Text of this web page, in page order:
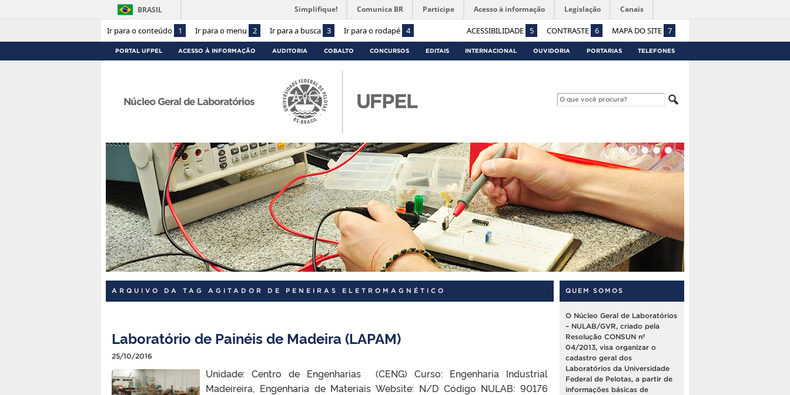
Ir para o conteúdo 1 Ir para o menu 2 Ir para a busca 3 Ir para o rodapé 4 ACESSIBILIDADE 5 CONTRASTE 6 MAPA DO SITE 7
BRASIL Simplifique! Comunica BR Participe Acesso à informação Legislação Canais
PORTAL UFPEL ACESSO À INFORMAÇÃO AUDITORIA COBALTO CONCURSOS EDITAIS INTERNACIONAL OUVIDORIA PORTARIAS TELEFONES
Núcleo Geral de Laboratórios
ARQUIVO DA TAG AGITADOR DE PENEIRAS ELETROMAGNÉTICO
Laboratório de Painéis de Madeira (LAPAM)
25/10/2016
Unidade: Centro de Engenharias (CENG) Curso: Engenharia Industrial
Madeireira, Engenharia de Materiais Website: N/D Código NULAB: 90176
QUEM SOMOS
O Núcleo Geral de Laboratórios
– NULAB/GVR, criado pela
Resolução CONSUN nº
04/2013, visa organizar o
cadastro geral dos
Laboratórios da Universidade
Federal de Pelotas, a partir de
informações básicas de